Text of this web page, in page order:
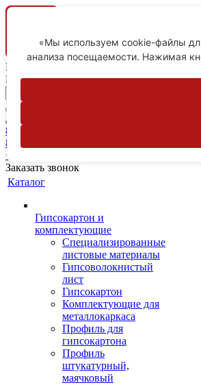
Ваш город
Пятигорск
Личный кабинет
8-800-775-59-89
8-800-775-59-89
+7 918 754-83-77
Заказать звонок
Каталог
Гипсокартон и
комплектующие
Специализированные
листовые материалы
Гипсоволокнистый
лист
Гипсокартон
Комплектующие для
металлокаркаса
Профиль для
гипсокартона
Профиль
штукатурный,
маячковый
«Мы используем cookie-файлы
анализа посещаемости. Нажимая